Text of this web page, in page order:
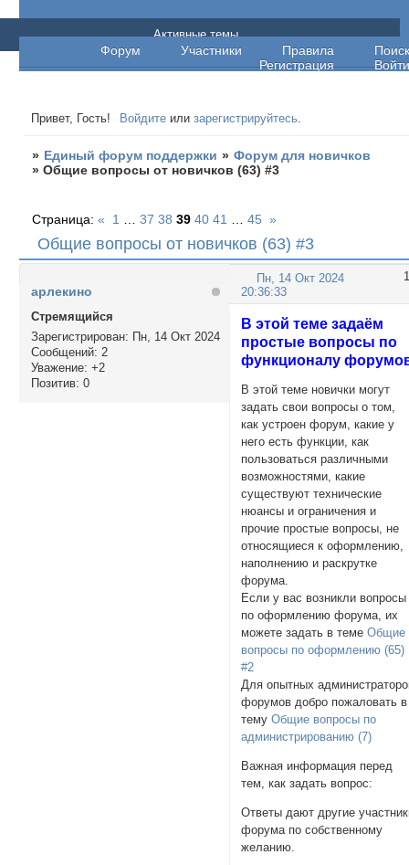
Единый форум поддержки
Форум Участники Правила
Поиск
Регистрация
Войти
Активные темы
Привет, Гость! Войдите илизарегистрируйтесь.
» Единый форум поддержки » Форум для новичков
»Общие вопросы от новичков (63) #3
Общие вопросы от новичков (63) #3
Страница:« 1 37 38 39 40 41 45 »
1
Пн, 14 Окт 2024
20:36:33
арлекино
Стремящийся
Зарегистрирован: Пн, 14 Окт 2024
Сообщений: 2
Уважение: +2
Позитив: 0
В этой теме задаём
простые вопросы по
функционалу
В этой теме новички могут
задать свои вопросы о том,
как устроен форум, какие у
него есть функции, как
пользоваться различными
возможностями, какие
существуют технические
нюансы и ограничения и
прочие простые вопросы, не
относящиеся к оформлению,
наполнению и раскрутке
форума.
Если у вас возникли вопросы
по оформлению форума, их
можете задать в темеОбщие
вопросы по оформлению (65)
#2
Для опытных
форумов добро пожаловать в
темуОбщие вопросы по
администрированию (7)
Важная информация перед
тем, как задать вопрос:
Ответы дают другие
форума по собственному
желанию.